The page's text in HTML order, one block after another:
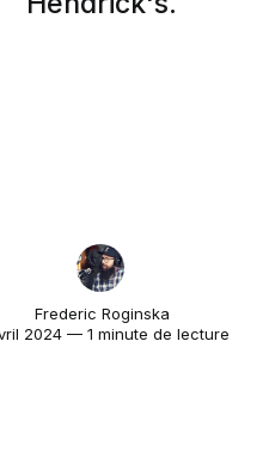
Frederic Roginska
2024 — 1 minute de lecture